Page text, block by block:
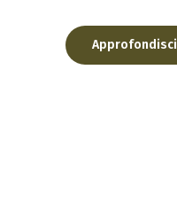
Approfondisci